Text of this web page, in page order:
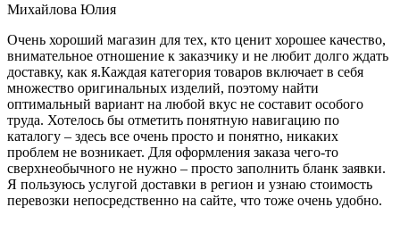
Михайлова Юлия
Очень хороший магазин для тех, кто ценит хорошее качество,
внимательное отношение к заказчику и не любит долго ждать
доставку, как я.Каждая категория товаров включает в себя
множество оригинальных изделий, поэтому найти
оптимальный вариант на любой вкус не составит особого
труда. Хотелось бы отметить понятную навигацию по
каталогу – здесь все очень просто и понятно, никаких
проблем не возникает. Для оформления заказа чего-то
сверхнеобычного не нужно – просто заполнить бланк заявки.
Я пользуюсь услугой доставки в регион и узнаю стоимость
перевозки непосредственно на сайте, что тоже очень удобно.